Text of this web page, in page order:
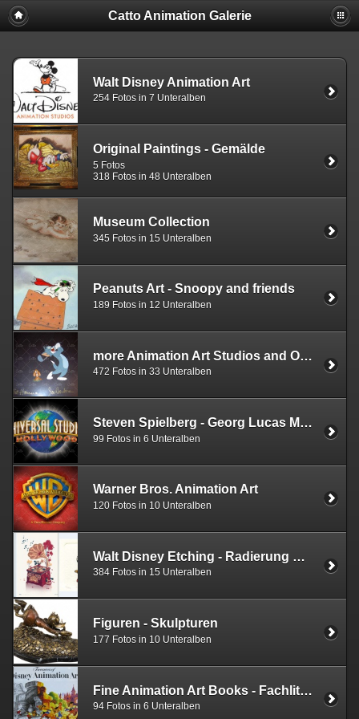
Catto Animation Galerie
Walt Disney Animation Art
254 Fotos in 7 Unteralben
Original Paintings - Gemälde
5 Fotos
318 Fotos in 48 Unteralben
Museum Collection
345 Fotos in 15 Unteralben
Peanuts Art - Snoopy and friends
189 Fotos in 12 Unteralben
more Animation Art Studios and Original Walt Disney Comic Art
472 Fotos in 33 Unteralben
Steven Spielberg - Georg Lucas MCA/Universal Studios
99 Fotos in 6 Unteralben
Warner Bros. Animation Art
120 Fotos in 10 Unteralben
Walt Disney Etching - Radierung & Walt Disney Fine Art Collectible Pin Walt Disney Paper Editions
384 Fotos in 15 Unteralben
Figuren - Skulpturen
177 Fotos in 10 Unteralben
Fine Animation Art Books - Fachliteratur
94 Fotos in 6 Unteralben